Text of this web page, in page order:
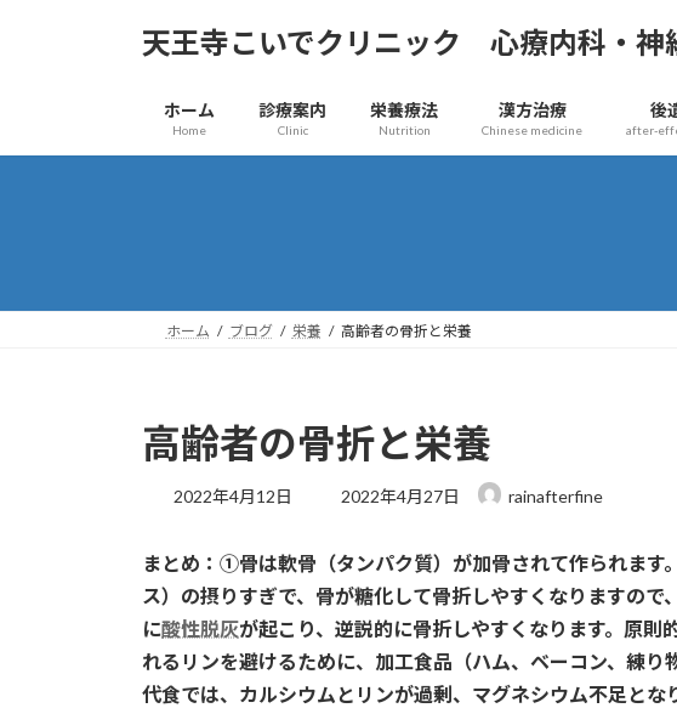
へ
ョ
天王寺こいでクリニック 心療内科・神
ホーム
Home
診療案内
Clinic
栄養療法
Nutrition
漢方治療
Chinese medicine
後
after-
ホーム ブログ 栄養 高齢者の骨折と栄養
高齢者の骨折と栄養
2022年4月12日
最
新
日
時
:
2022年4月27日 rainafterfine
まとめ：①骨は軟骨（タンパク質）が加骨されて作られま
ス）の摂りすぎで、骨が糖化して骨折しやすくなりますの
に酸性脱灰が起こり、逆説的に骨折しやすくなります。原
れるリンを避けるために、加工食品（ハム、ベーコン、練
代食では、カルシウムとリンが過剰、マグネシウム不足と